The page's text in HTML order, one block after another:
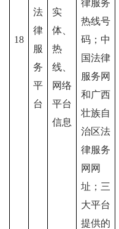
18
法
律
服
务
平
台
实
体、
热
线、
网络
平台
信息
律服务
热线号
码；中
国法律
服务网
和广西
壮族自
治区法
律服务
网网
址；三
大平台
提供的